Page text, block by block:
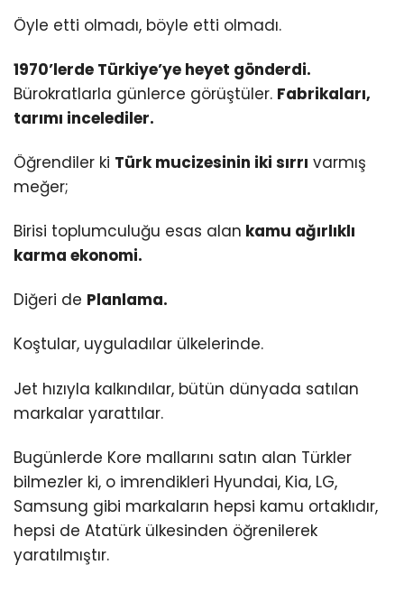
Öyle etti olmadı, böyle etti olmadı.
1970’lerde Türkiye’ye heyet gönderdi.
Bürokratlarla günlerce görüştüler. Fabrikaları,
tarımı incelediler.
Öğrendiler ki Türk mucizesinin iki sırrı varmış
meğer;
Birisi toplumculuğu esas alan kamu ağırlıklı
karma ekonomi.
Diğeri de Planlama.
Koştular, uyguladılar ülkelerinde.
Jet hızıyla kalkındılar, bütün dünyada satılan
markalar yarattılar.
Bugünlerde Kore mallarını satın alan Türkler
bilmezler ki, o imrendikleri Hyundai, Kia, LG,
Samsung gibi markaların hepsi kamu ortaklıdır,
hepsi de Atatürk ülkesinden öğrenilerek
yaratılmıştır.